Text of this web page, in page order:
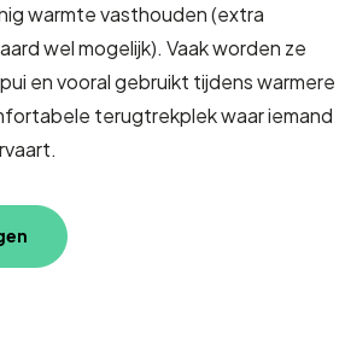
warmte vasthouden (extra
wel mogelijk). Vaak worden ze
en vooral gebruikt tijdens warmere
terugtrekplek waar iemand